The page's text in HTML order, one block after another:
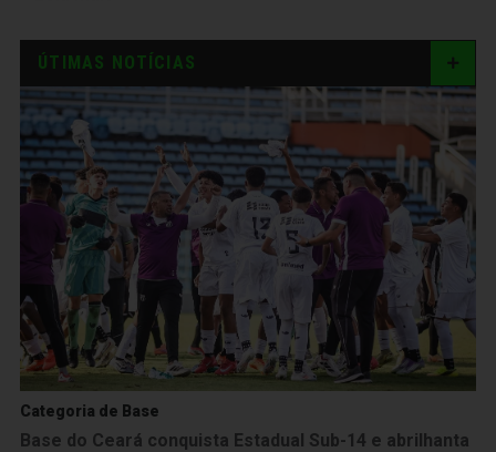
ÚTIMAS NOTÍCIAS
Categoria de Base
Base do Ceará conquista Estadual Sub-14 e abrilhanta